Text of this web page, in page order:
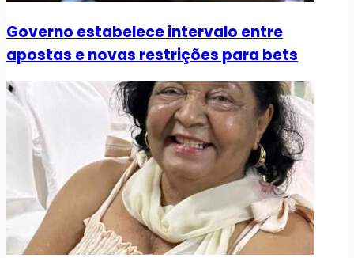
Governo estabelece intervalo entre
apostas e novas restrições para bets